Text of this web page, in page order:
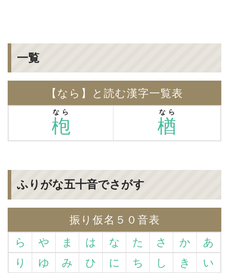
一覧
【なら】と読む漢字一覧表
枹
なら
楢
なら
ふりがな五十音でさがす
振り仮名５０音表
ら
や ま は な た さ か
あ
り
ゆ み ひ に ち し き
い